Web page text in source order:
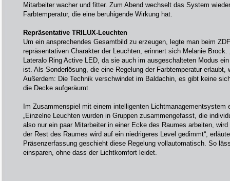
Mitarbeiter wacher und fitter. Zum Abend wechselt das System
Farbtemperatur, die eine beruhigende Wirkung hat.
Repräsentative TRILUX-Leuchten
Um ein ansprechendes Gesamtbild zu erzeugen, legte man beim
repräsentativen Charakter der Leuchten, erinnert sich Melanie Brock.
Lateralo Ring Active LED, da sie auch im ausgeschalteten Modus
ist. Als Sonderlösung, die eine Regelung der Farbtemperatur erlaubt,
Außerdem: Die Technik verschwindet im Baldachin, es gibt keine
die Decke aufgeräumt.
Im Zusammenspiel mit einem intelligenten Lichtmanagementsystem
„Einzelne Leuchten wurden in Gruppen zusammengefasst, die
also nur ein paar Mitarbeiter in einer Ecke des Raumes arbeiten,
der Rest des Raumes wird auf ein niedrigeres Level gedimmt“,
Präsenzerfassung geschieht diese Regelung vollautomatisch. So
einsparen, ohne dass der Lichtkomfort leidet.